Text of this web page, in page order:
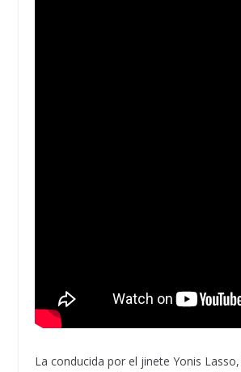
La conducida por el jinete Yonis